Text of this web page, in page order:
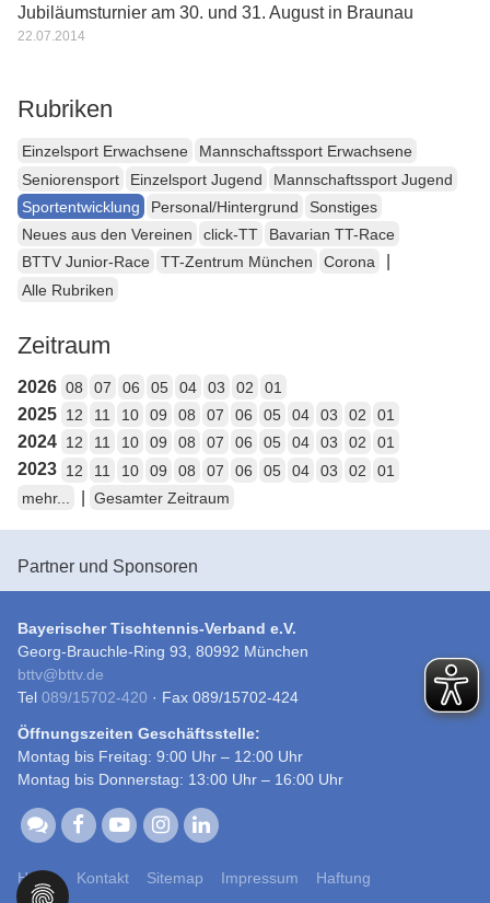
Jubiläumsturnier am 30. und 31. August in Braunau
22.07.2014
Rubriken
Einzelsport Erwachsene
Mannschaftssport Erwachsene
Seniorensport
Einzelsport Jugend
Mannschaftssport Jugend
Sportentwicklung
Personal/Hintergrund
Sonstiges
Neues aus den Vereinen
click-TT
Bavarian TT-Race
BTTV Junior-Race
TT-Zentrum München Corona
Alle Rubriken
Zeitraum
2026 08 07 06 05 04 03 02 01
2025 12 11 10 09 08 07 06 05 04 03 02 01
2024 12 11 10 09 08 07 06 05 04 03 02 01
2023 12 11 10 09 08 07 06 05 04 03 02
01
mehr...
Gesamter Zeitraum
Partner und Sponsoren
Bayerischer Tischtennis-Verband e.V.
Georg-Brauchle-Ring 93, 80992 München
bttv@bttv.de
Tel 089/15702-420 · Fax 089/15702-424
Öffnungszeiten Geschäftsstelle:
Montag bis Freitag: 9:00 Uhr – 12:00 Uhr
Montag bis Donnerstag: 13:00 Uhr – 16:00 Uhr
Home Kontakt Sitemap Impressum Haftung